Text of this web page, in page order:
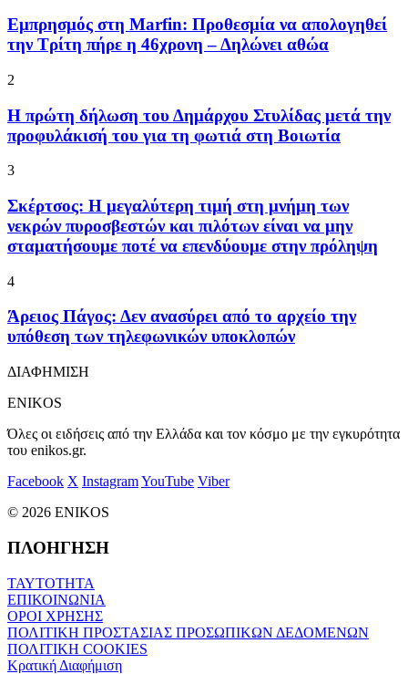
Εμπρησμός στη Marfin: Προθεσμία να απολογηθεί
την Τρίτη πήρε η 46χρονη – Δηλώνει αθώα
2
Η πρώτη δήλωση του Δημάρχου Στυλίδας μετά την
προφυλάκισή του για τη φωτιά στη Βοιωτία
3
Σκέρτσος: Η μεγαλύτερη τιμή στη μνήμη των
νεκρών πυροσβεστών και πιλότων είναι να μην
σταματήσουμε ποτέ να επενδύουμε στην πρόληψη
4
Άρειος Πάγος: Δεν ανασύρει από το αρχείο την
υπόθεση των τηλεφωνικών υποκλοπών
ΔΙΑΦΗΜΙΣΗ
ENIKOS
Όλες οι ειδήσεις από την Ελλάδα και τον κόσμο με την εγκυρότητα
του enikos.gr.
Facebook X InstagramYouTube Viber
© 2026 ENIKOS
ΠΛΟΗΓΗΣΗ
ΤΑΥΤΟΤΗΤΑ
ΕΠΙΚΟΙΝΩΝΙΑ
ΟΡΟΙ ΧΡΗΣΗΣ
ΠΟΛΙΤΙΚΗ ΠΡΟΣΤΑΣΙΑΣ ΠΡΟΣΩΠΙΚΩΝ ΔΕΔΟΜΕΝΩΝ
ΠΟΛΙΤΙΚΗ COOKIES
Κρατική Διαφήμιση